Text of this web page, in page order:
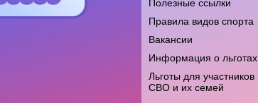
Полезные ссылки
Правила видов спорта
Вакансии
Информация о льготах
Льготы для участников
СВО и их семей